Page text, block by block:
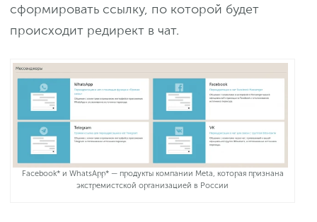
сформировать ссылку, по которой будет
происходит редирект в чат.
Facebook* и WhatsApp* — продукты компании Meta, которая признана
экстремистской организацией в России